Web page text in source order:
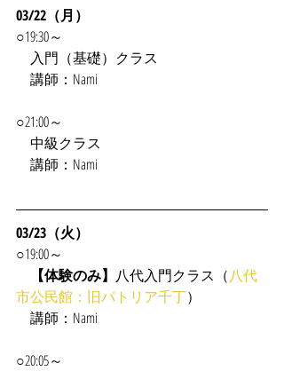
03/22（月）
○19:30～
入門（基礎）クラス
講師：Nami
○21:00～
中級クラス
講師：Nami
03/23（火）
○19:00～
【体験のみ】 八代入門クラス（八代
市公民館：旧パトリア千丁）
講師：Nami
○20:05～